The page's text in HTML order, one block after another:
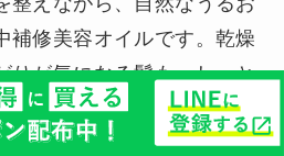
補修美容オイルです。乾燥
りが気になる髪も、しっと
に導いてくれます。軽すぎ
ほどよいツヤをプラスしな